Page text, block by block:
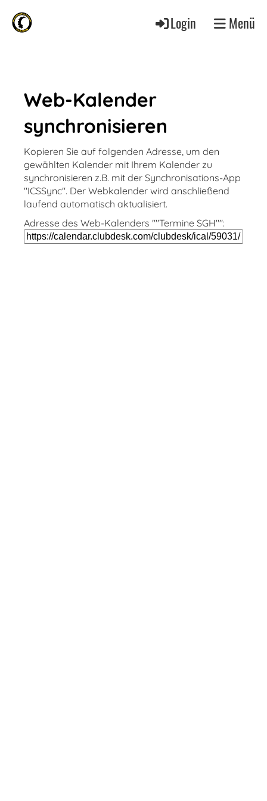
Login Menü
Web-Kalender
synchronisieren
Kopieren Sie auf folgenden Adresse, um den
gewählten Kalender mit Ihrem Kalender zu
synchronisieren z.B. mit der Synchronisations-App
"ICSSync". Der Webkalender wird anschließend
laufend automatisch aktualisiert.
Adresse des Web-Kalenders ""Termine SGH"":